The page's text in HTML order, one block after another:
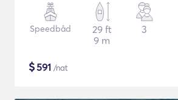
Speedbåd
29 ft
9 m
3
$591 /nat